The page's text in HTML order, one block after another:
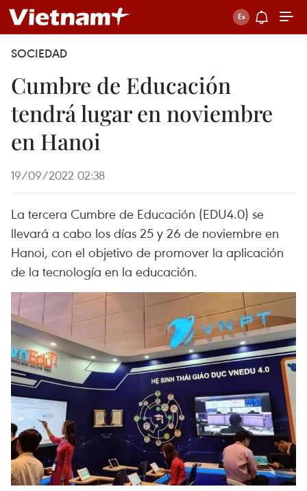
SOCIEDAD
Cumbre de Educación
tendrá lugar en noviembre
en Hanoi
19/09/2022 02:38
La tercera Cumbre de Educación (EDU4.0) se
llevará a cabo los días 25 y 26 de noviembre en
Hanoi, con el objetivo de promover la aplicación
de la tecnología en la educación.